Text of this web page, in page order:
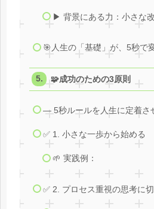
▶ 背景にある力：小さな
🎯人生の「基礎」が、5秒で
🧩成功のための3原則
― 5秒ルールを人生に定着さ
✅ 1. 小さな一歩から始める
🌱 実践例：
✅ 2. プロセス重視の思考に